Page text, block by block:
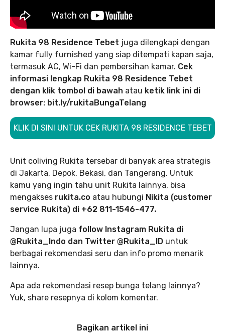
Rukita 98 Residence Tebet juga dilengkapi dengan
kamar fully furnished yang siap ditempati kapan saja,
termasuk AC, Wi-Fi dan pembersihan kamar. Cek
informasi lengkap Rukita 98 Residence Tebet
dengan klik tombol di bawah atau ketik link ini di
browser: bit.ly/rukitaBungaTelang
KLIK DI SINI UNTUK CEK RUKITA 98 RESIDENCE TEBET
Unit coliving Rukita tersebar di banyak area strategis
di Jakarta, Depok, Bekasi, dan Tangerang. Untuk
kamu yang ingin tahu unit Rukita lainnya, bisa
mengakses rukita.co atau hubungi Nikita (customer
service Rukita) di +62 811-1546-477.
Jangan lupa juga follow Instagram Rukita di
@Rukita_Indo dan Twitter @Rukita_ID untuk
berbagai rekomendasi seru dan info promo menarik
lainnya.
Apa ada rekomendasi resep bunga telang lainnya?
Yuk, share resepnya di kolom komentar.
Bagikan artikel ini